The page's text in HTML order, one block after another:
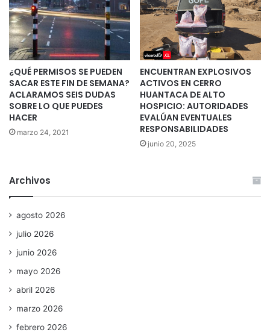
¿QUÉ PERMISOS SE PUEDEN
SACAR ESTE FIN DE SEMANA?
ACLARAMOS SEIS DUDAS
SOBRE LO QUE PUEDES
HACER
marzo 24, 2021
ENCUENTRAN EXPLOSIVOS
ACTIVOS EN CERRO
HUANTACA DE ALTO
HOSPICIO: AUTORIDADES
EVALÚAN EVENTUALES
RESPONSABILIDADES
junio 20, 2025
Archivos
agosto 2026
julio 2026
junio 2026
mayo 2026
abril 2026
marzo 2026
febrero 2026